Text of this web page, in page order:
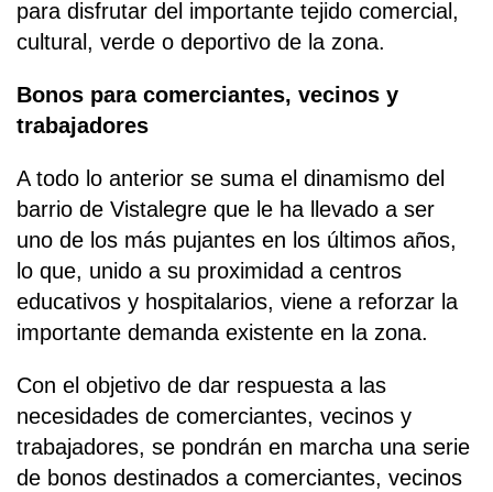
para disfrutar del importante tejido comercial,
cultural, verde o deportivo de la zona.
Bonos para comerciantes, vecinos y
trabajadores
A todo lo anterior se suma el dinamismo del
barrio de Vistalegre que le ha llevado a ser
uno de los más pujantes en los últimos años,
lo que, unido a su proximidad a centros
educativos y hospitalarios, viene a reforzar la
importante demanda existente en la zona.
Con el objetivo de dar respuesta a las
necesidades de comerciantes, vecinos y
trabajadores, se pondrán en marcha una serie
de bonos destinados a comerciantes, vecinos